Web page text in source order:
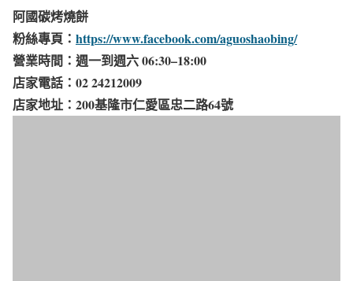
阿國碳烤燒餅
粉絲專頁： https://www.facebook.com/aguoshaobing/
營業時間：週一到週六 06:30–18:00
店家電話：02 24212009
店家地址：200基隆市仁愛區忠二路64號